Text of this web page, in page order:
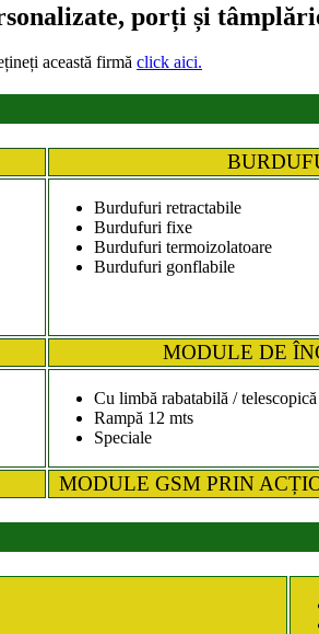
porți și
această firmă click aici.
Burdufuri retractabile
Burdufuri fixe
Burdufuri termoizolatoare
Burdufuri gonflabile
MODULE DE
Cu limbă rabatabilă / telescopică
Rampă 12 mts
Speciale
MODULE GSM PRIN